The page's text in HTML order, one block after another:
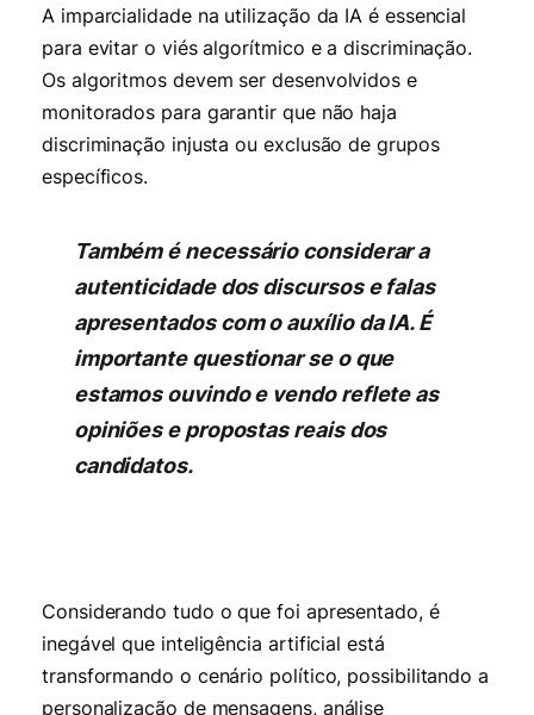
A imparcialidade na utilização da IA é essencial
para evitar o viés algorítmico e a discriminação.
Os algoritmos devem ser desenvolvidos e
monitorados para garantir que não haja
discriminação injusta ou exclusão de grupos
específicos.
Também é necessário considerar a
autenticidade dos discursos e falas
apresentados com o auxílio da IA. É
importante questionar se o que
estamos ouvindo e vendo reflete as
opiniões e propostas reais dos
candidatos.
Considerando tudo o que foi apresentado, é
inegável que inteligência artificial está
transformando o cenário político, possibilitando a
personalização de mensagens, análise